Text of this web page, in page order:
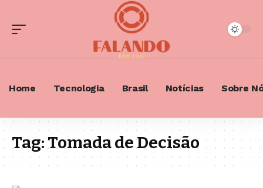
Home Tecnologia Brasil Notícias Sobre
Tag:Tomada de Decisão